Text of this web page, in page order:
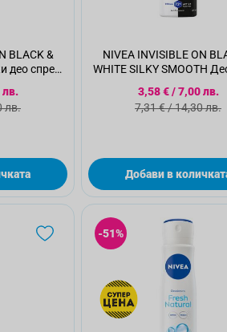
BLACK &
део спрей,
цена
лв.
цена
лв.
NIVEA INVISIBLE ON
WHITE SILKY SMOOTH Део спрей
Специална
3,58 €/7,00 лв.
Стандартна
7,31 €/14,30 лв.
Добави в
-51%